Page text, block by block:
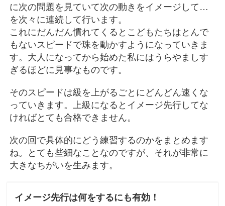
に次の問題を見ていて次の動きをイメージして…
を次々に連続して行います。
これにだんだん慣れてくるとこどもたちはとんで
もないスピードで珠を動かすようになっていきま
す。大人になってから始めた私にはうらやましす
ぎるほどに見事なものです。
そのスピードは級を上がるごとにどんどん速くな
っていきます。上級になるとイメージ先行してな
ければとても合格できません。
次の回で具体的にどう練習するのかをまとめます
ね。とても些細なことなのですが、それが非常に
大きなちがいを生みます。
イメージ先行は何をするにも有効！